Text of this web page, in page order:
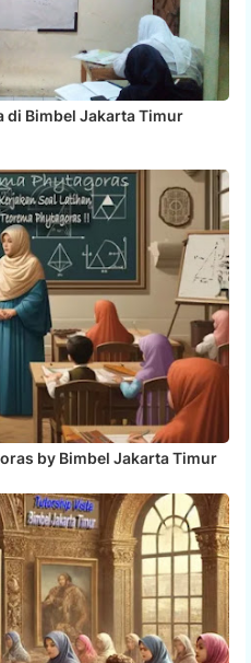
di Bimbel Jakarta Timur
by Bimbel Jakarta Timur